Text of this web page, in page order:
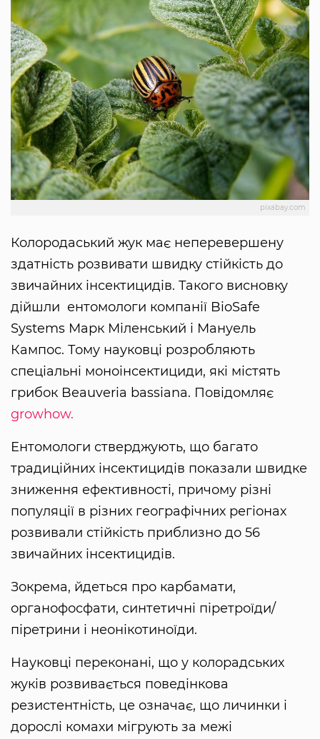
pixabay.com
Колородаський жук має неперевершену
здатність розвивати швидку стійкість до
звичайних інсектицидів. Такого висновку
дійшли ентомологи компанії BioSafe
Systems Марк Міленський і Мануель
Кампос. Тому науковці розробляють
спеціальні моноінсектициди, які містять
грибок Beauveria bassiana. Повідомляє
growhow.
Ентомологи стверджують, що багато
традиційних інсектицидів показали швидке
зниження ефективності, причому різні
популяції в різних географічних регіонах
розвивали стійкість приблизно до 56
звичайних інсектицидів.
Зокрема, йдеться про карбамати,
органофосфати, синтетичні піретроїди/
піретрини і неонікотиноїди.
Науковці переконані, що у колорадських
жуків розвивається поведінкова
резистентність, це означає, що личинки і
дорослі комахи мігрують за межі